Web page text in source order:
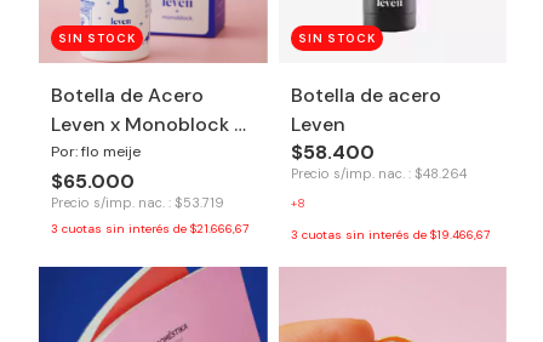
SIN STOCK
Botella de Acero
Leven x Monoblock -
Buenos Aires
Por: flo meije
$65.000
Precio s/imp. nac. : $53.719
3 cuotas sin interés de $21.666,67
SIN STOCK
Botella de acero
Leven
$58.400
Precio s/imp. nac. : $48.264
+8
3 cuotas sin interés de $19.466,67